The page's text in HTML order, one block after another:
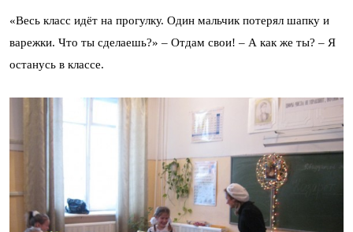
«Весь класс идёт на прогулку. Один мальчик потерял шапку и
варежки. Что ты сделаешь?» – Отдам свои! – А как же ты? – Я
останусь в классе.